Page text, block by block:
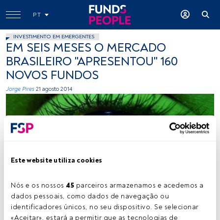
Este website utiliza cookies
Nós e os nossos 45 parceiros armazenamos e acedemos a
dados pessoais, como dados de navegação ou
identificadores únicos, no seu dispositivo. Se selecionar
«Aceitar», estará a permitir que as tecnologias de
PT
INVESTIMENTO EM EMERGENTES
EM SEIS MESES O MERCADO
BRASILEIRO "APRESENTOU" 160
NOVOS FUNDOS
Jorge Pires 21 agosto 2014
Tempo de leitura:1 min.